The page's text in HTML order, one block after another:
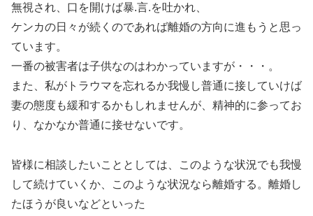
無視され、口を開けば暴.言.を吐かれ、
ケンカの日々が続くのであれば離婚の方向に進もうと思っ
ています。
一番の被害者は子供なのはわかっていますが・・・。
また、私がトラウマを忘れるか我慢し普通に接していけば
妻の態度も緩和するかもしれませんが、精神的に参ってお
り、なかなか普通に接せないです。
皆様に相談したいこととしては、このような状況でも我慢
して続けていくか、このような状況なら離婚する。離婚し
たほうが良いなどといった